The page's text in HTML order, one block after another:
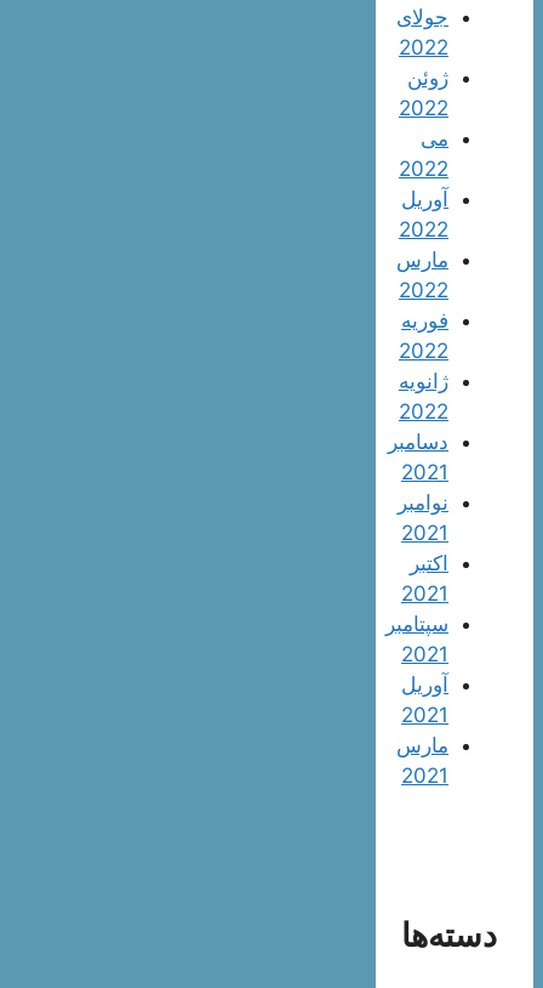
جولای
2022
ژوئن
2022
می
2022
آوریل
2022
مارس
2022
فوریه
2022
ژانویه
2022
دسامبر
2021
نوامبر
2021
اکتبر
2021
سپتامبر
2021
آوریل
2021
مارس
2021
دسته‌ها